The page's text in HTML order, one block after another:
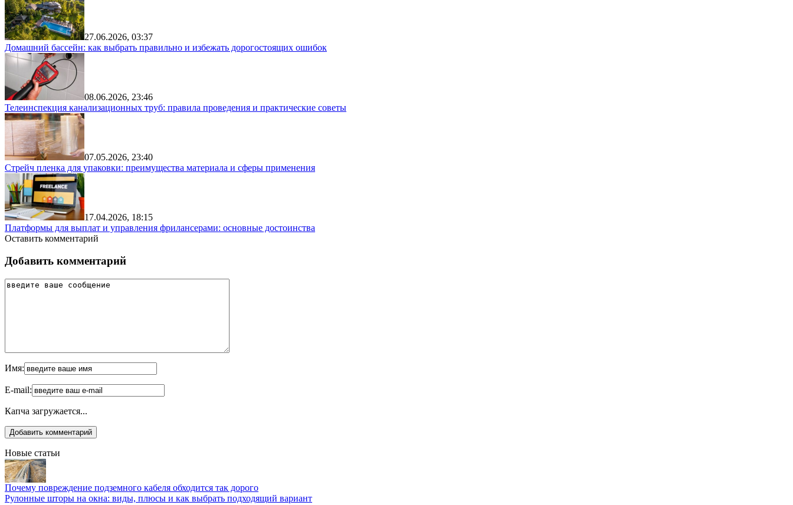
27.06.2026, 03:37
Домашний бассейн: как выбрать правильно и избежать дорогостоящих ошибок
08.06.2026, 23:46
Телеинспекция канализационных труб: правила проведения и практические советы
07.05.2026, 23:40
Стрейч пленка для упаковки: преимущества материала и сферы применения
17.04.2026, 18:15
Платформы для выплат и управления фрилансерами: основные достоинства
Оставить комментарий
Добавить комментарий
Имя:
E-mail:
Капча загружается...
Новые статьи
Почему повреждение подземного кабеля обходится так дорого
Рулонные шторы на окна: виды, плюсы и как выбрать подходящий вариант